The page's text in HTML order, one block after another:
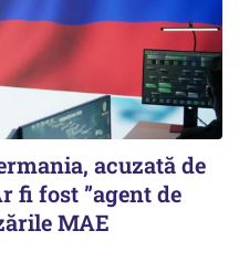
acuzată de
fi fost ”agent de
MAE